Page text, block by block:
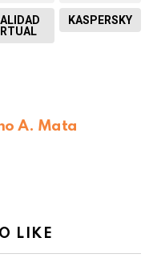
KASPERSKY
A. Mata
LIKE